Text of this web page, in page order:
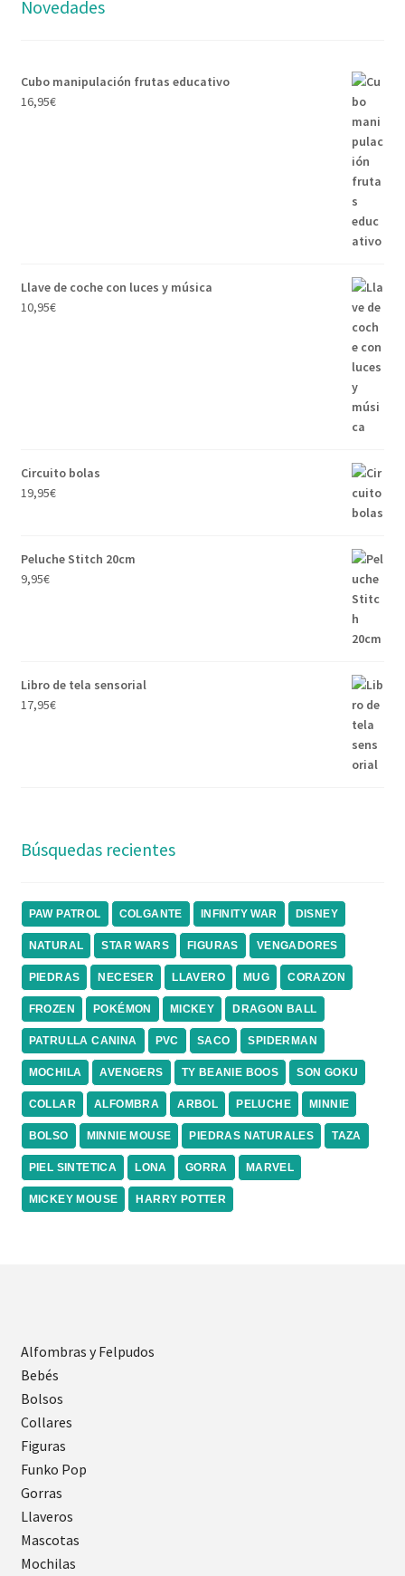
Novedades
Cubo manipulación frutas educativo
16,95€
Llave de coche con luces y música
10,95€
Circuito bolas
19,95€
Peluche Stitch 20cm
9,95€
Libro de tela sensorial
17,95€
Búsquedas recientes
PAW PATROL COLGANTE INFINITY WAR DISNEY
NATURAL STAR WARS FIGURAS VENGADORES
PIEDRAS NECESER LLAVERO MUG CORAZON
FROZEN POKÉMON MICKEY DRAGON BALL
PATRULLA CANINA PVC SACO SPIDERMAN
MOCHILA AVENGERS TY BEANIE BOOS SON GOKU
COLLAR ALFOMBRA ARBOL PELUCHE MINNIE
BOLSO MINNIE MOUSE PIEDRAS NATURALES TAZA
PIEL SINTETICA LONA GORRA MARVEL
MICKEY MOUSE HARRY POTTER
Alfombras y Felpudos
Bebés
Bolsos
Collares
Figuras
Funko Pop
Gorras
Llaveros
Mascotas
Mochilas